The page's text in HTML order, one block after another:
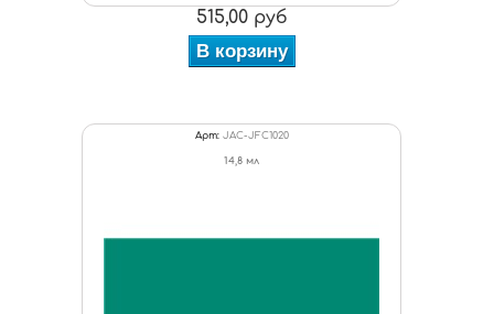
515,00 руб
В корзину
Арт: JAC-JFC1020
14,8 мл